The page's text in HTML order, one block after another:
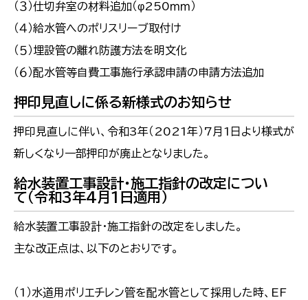
（３）仕切弁室の材料追加（φ250ｍｍ）
（４）給水管へのポリスリーブ取付け
（５）埋設管の離れ防護方法を明文化
（６）配水管等自費工事施行承認申請の申請方法追加
押印見直しに係る新様式のお知らせ
押印見直しに伴い、令和3年（2021年）7月1日より様式が
新しくなり一部押印が廃止となりました。
給水装置工事設計・施工指針の改定につい
て（令和3年4月1日適用）
給水装置工事設計・施工指針の改定をしました。
主な改正点は、以下のとおりです。
（1）水道用ポリエチレン管を配水管として採用した時、EF